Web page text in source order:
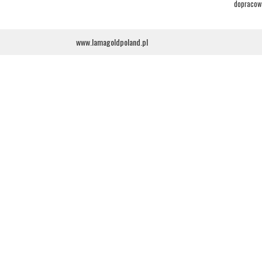
www.lamagoldpoland.pl